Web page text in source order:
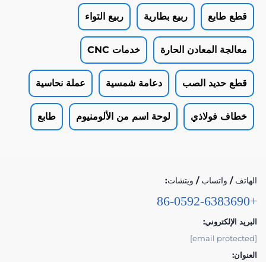
قطع طابع ربيع بطارية ربيع التواء
معالجة المعادن الحارة خدمات CNC
قطع حديد الصب دعامة شمسية عملة نحاسية
خطاف فولاذي لوحة اسم من الألومنيوم طابع
الهاتف / واتساب / ويتشات:
+86-0592-6383690
البريد الإلكتروني:
[email protected]
العنوان: